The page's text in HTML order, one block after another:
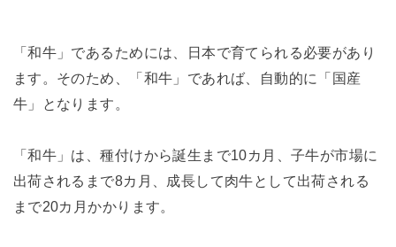
「和牛」であるためには、日本で育てられる必要があり
ます。そのため、「和牛」であれば、自動的に「国産
牛」となります。
「和牛」は、種付けから誕生まで10カ月、子牛が市場に
出荷されるまで8カ月、成長して肉牛として出荷される
まで20カ月かかります。